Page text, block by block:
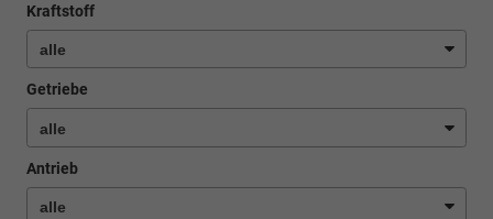
Kraftstoff
Getriebe
Antrieb